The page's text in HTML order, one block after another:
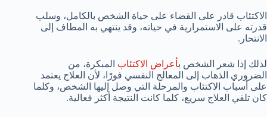
الاكتئاب قادر على القضاء على حياة الشخص بالكامل، وسلب
قدرته على الاستمرارية في حياته، وقد ينتهي به المطاف إلى
الانتحار.
لذلك إذا شعر الشخص بأعراض الاكتئاب المبكرة، من
الضروري الذهاب إلى المعالج النفسي فورًا، لأن العلاج يعتمد
على أسباب الاكتئاب والمرحلة التي وصل إليها الشخص، وكلما
كان تلقي العلاج سريع، كلما كانت النتيجة أكثر فعالية.